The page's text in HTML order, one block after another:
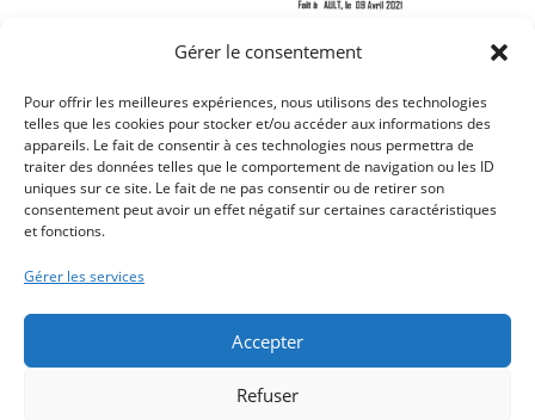
Gérer le consentement
Pour offrir les meilleures expériences, nous utilisons des technologies
telles que les cookies pour stocker et/ou accéder aux informations des
appareils. Le fait de consentir à ces technologies nous permettra de
traiter des données telles que le comportement de navigation ou les ID
uniques sur ce site. Le fait de ne pas consentir ou de retirer son
consentement peut avoir un effet négatif sur certaines caractéristiques
et fonctions.
Gérer les services
Accepter
Refuser
Vous trouverez sur les liens suivants le document et le plan en
PDF.